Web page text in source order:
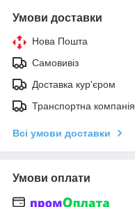
Умови доставки
Нова Пошта
Самовивіз
Доставка кур'єром
Транспортна компанія
Всі умови доставки
Умови оплати